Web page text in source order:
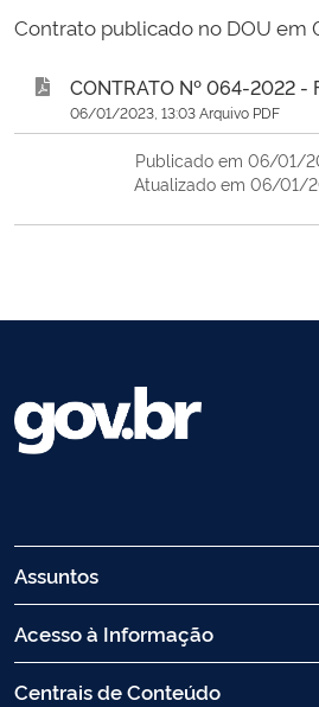
Contrato publicado no DOU
CONTRATO Nº 064-2022 -
06/01/2023, 13:03 Arquivo PDF
Publicado em 06/01/
Atualizado em 06/01/
Assuntos
Acesso à Informação
Centrais de Conteúdo